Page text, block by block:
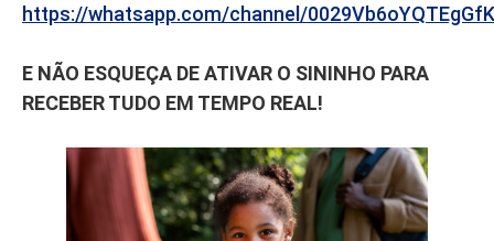
https://whatsapp.com/channel/
E NÃO ESQUEÇA DE ATIVAR O SININHO PARA
RECEBER TUDO EM TEMPO REAL!